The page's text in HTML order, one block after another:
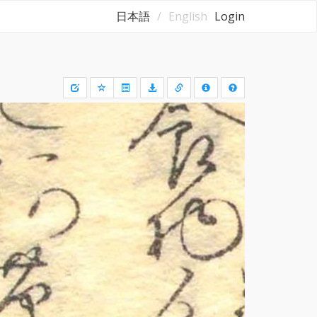
日本語 English Login
Draw
a
rectangle